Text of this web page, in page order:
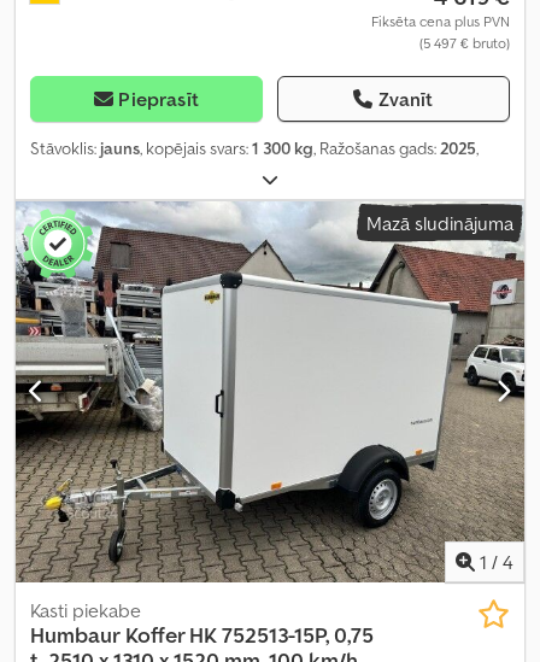
Fiksēta cena plus PVN
(5 497 € bruto)
Pieprasīt Zvanīt
Stāvoklis: jauns, kopējais svars:1 300 kg, Ražošanas gads: 2025,
Mazā sludinājuma
1 / 4
Kasti piekabe
Humbaur Koffer HK 752513-15P, 0,75